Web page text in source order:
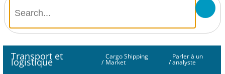
Transport et
logistique /
Cargo Shipping
Market /
Parler à un
analyste